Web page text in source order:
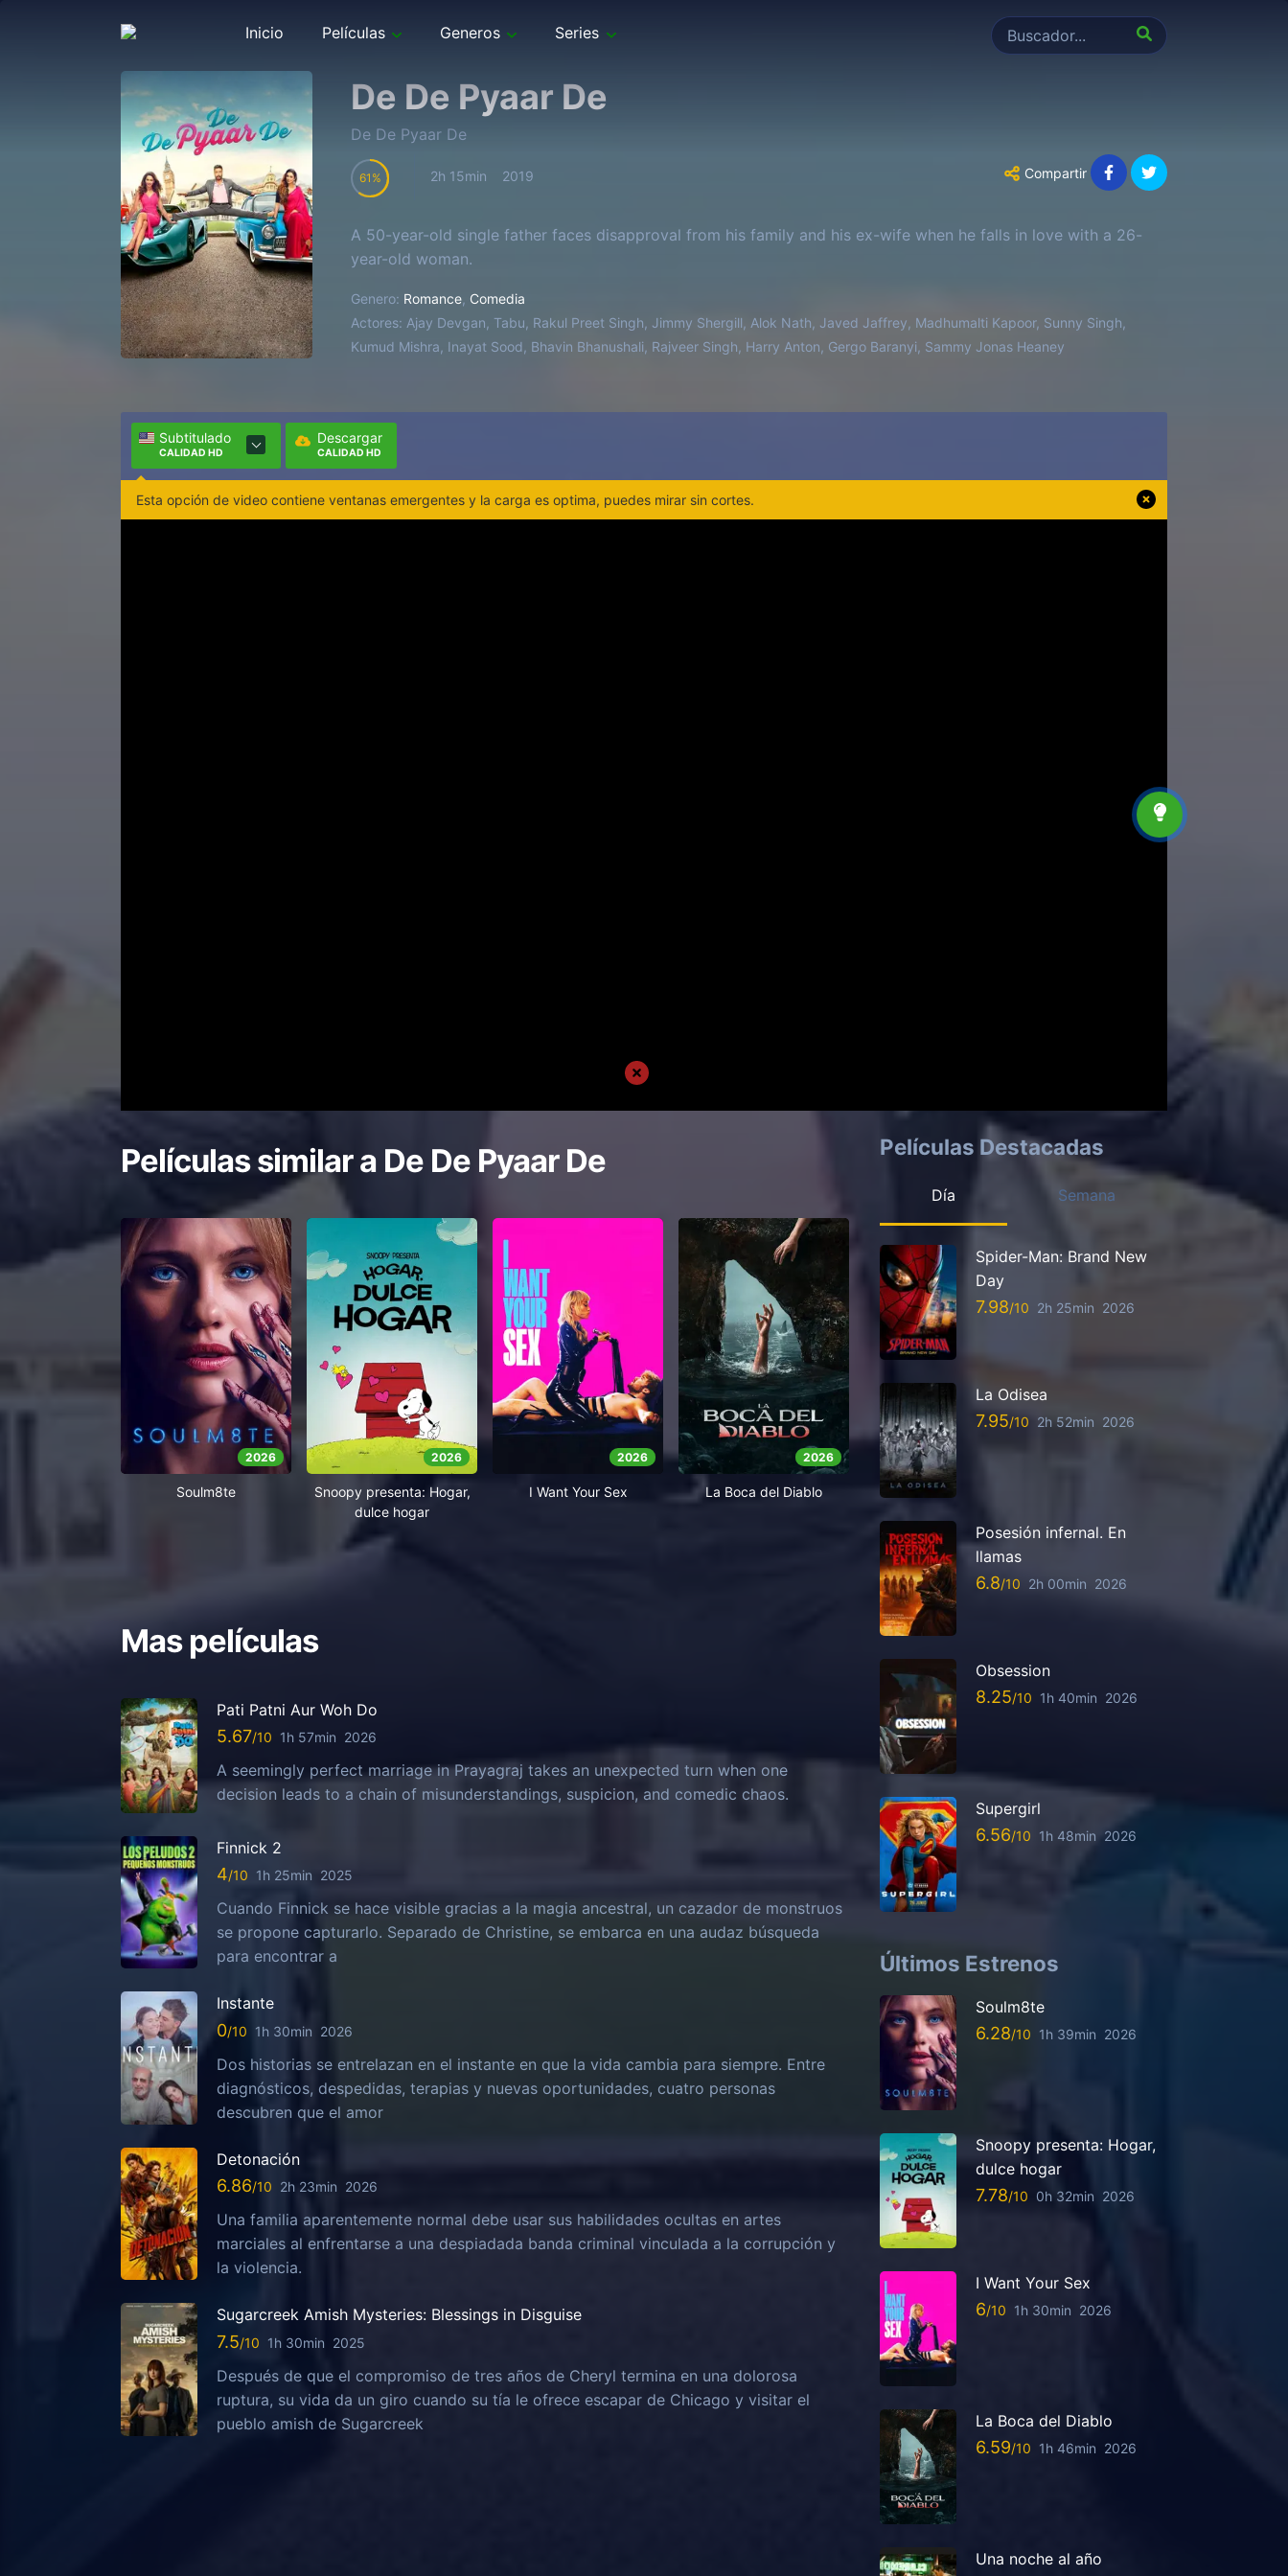
Inicio Películas Generos Series
De De Pyaar De
De De Pyaar De
61 2h 15min 2019 Compartir
A 50-year-old single father faces disapproval from his family and his ex-wife when he falls in love with a 26-
year-old woman.
Genero: Romance Comedia
Actores: Ajay Devgan, Tabu, Rakul Preet Singh, Jimmy Shergill, Alok Nath, Javed Jaffrey, Madhumalti Kapoor, Sunny Singh,
Kumud Mishra, Inayat Sood, Bhavin Bhanushali, Rajveer Singh, Harry Anton, Gergo Baranyi, Sammy Jonas Heaney
Subtitulado
CALIDAD HD
Descargar
CALIDAD HD
Esta opción de video contiene ventanas emergentes y la carga es optima, puedes mirar sin cortes.
Películas similar a De De Pyaar De
2026
Soulm8te
2026
Snoopy presenta: Hogar,
dulce hogar
2026
I Want Your Sex
2026
La Boca del Diablo
Mas películas
Pati Patni Aur Woh Do
5.67 1h 57min 2026
A seemingly perfect marriage in Prayagraj takes an unexpected turn when one
decision leads to a chain of misunderstandings, suspicion, and comedic chaos.
Finnick 2
4 1h 25min 2025
Cuando Finnick se hace visible gracias a la magia ancestral, un cazador de monstruos
se propone capturarlo. Separado de Christine, se embarca en una audaz búsqueda
para encontrar a
Instante
0 1h 30min 2026
Dos historias se entrelazan en el instante en que la vida cambia para siempre. Entre
diagnósticos, despedidas, terapias y nuevas oportunidades, cuatro personas
descubren que el amor
Detonación
6.86 2h 23min 2026
Una familia aparentemente normal debe usar sus habilidades ocultas en artes
marciales al enfrentarse a una despiadada banda criminal vinculada a la corrupción y
la violencia.
Sugarcreek Amish Mysteries: Blessings in Disguise
7.5 1h 30min 2025
Después de que el compromiso de tres años de Cheryl termina en una dolorosa
ruptura, su vida da un giro cuando su tía le ofrece escapar de Chicago y visitar el
pueblo amish de Sugarcreek
Películas Destacadas
Día Semana
Spider-Man: Brand New
Day
7.98 2h 25min 2026
La Odisea
7.95 2h 52min 2026
Posesión infernal. En
llamas
6.8 2h 00min 2026
Obsession
8.25 1h 40min 2026
Supergirl
6.56 1h 48min 2026
Últimos Estrenos
Soulm8te
6.28 1h 39min 2026
Snoopy presenta: Hogar,
dulce hogar
7.78 0h 32min 2026
I Want Your Sex
6 1h 30min 2026
La Boca del Diablo
6.59 1h 46min 2026
Una noche al año